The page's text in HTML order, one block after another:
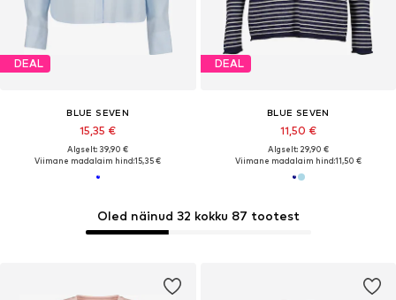
Oled näinud 32 kokku 87 tootest
DEAL
BLUE SEVEN
15,35 €
Algselt: 39,90 €
Viimane madalaim hind:15,35 €
DEAL
BLUE SEVEN
11,50 €
Algselt: 29,90 €
Viimane madalaim hind:11,50 €